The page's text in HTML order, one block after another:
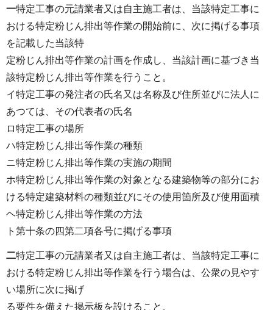
一特定工事の元請業者又は自主施工者は、当該特定工事に
おける特定粉じん排出等作業の開始前に、次に掲げる事項
を記載した当該特
定粉じん排出等作業の計画を作成し、当該計画に基づき当
該特定粉じん排出等作業を行うこと。
イ特定工事の発注者の氏名又は名称及び住所並びに法人に
あつては、その代表者の氏名
ロ特定工事の場所
ハ特定粉じん排出等作業の種類
ニ特定粉じん排出等作業の実施の期間
ホ特定粉じん排出等作業の対象となる建築物等の部分にお
ける特定建築材料の種類並びにその使用箇所及び使用面積
ヘ特定粉じん排出等作業の方法
ト第十条の四第二項各号に掲げる事項
二特定工事の元請業者又は自主施工者は、当該特定工事に
おける特定粉じん排出等作業を行う場合は、公衆の見やす
い場所に次に掲げ
る要件を備えた掲示板を設けること。